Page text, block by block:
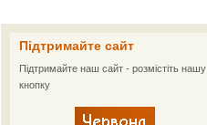
Підтримайте сайт
Підтримайте наш сайт - розмістіть нашу
кнопку